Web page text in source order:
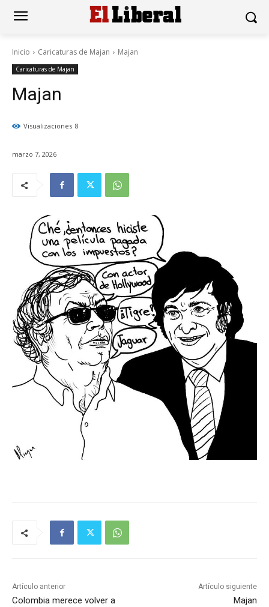
Inicio Caricaturas de Majan Majan
Caricaturas de Majan
Majan
Visualizaciones 8
marzo 7, 2026
Artículo anterior
Colombia merece volver a
Artículo siguiente
Majan